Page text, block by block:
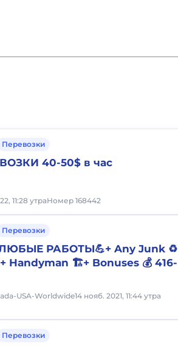
Перевозки
40-50$ в час
11:28 утраНомер 168442
Перевозки
ЛЮБЫЕ РАБОТЫ💪+ Any Junk ♻️
Handyman 🏗+ Bonuses 💰 416-
USA-Worldwide14 нояб. 2021, 11:44 утра
Перевозки